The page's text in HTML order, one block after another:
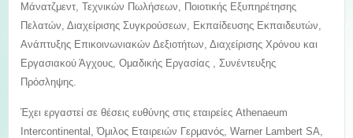
Mάνατζμεντ, Τεχνικών Πωλήσεων, Ποιοτικής Εξυπηρέτησης
Πελατών, Διαχείρισης Συγκρούσεων, Εκπαίδευσης Εκπαιδευτών,
Ανάπτυξης Επικοινωνιακών Δεξιοτήτων, Διαχείρισης Χρόνου και
Εργασιακού Άγχους, Ομαδικής Εργασίας , Συνέντευξης
Πρόσληψης.
Έχει εργαστεί σε θέσεις ευθύνης στις εταιρείες Athenaeum
Intercontinental, Όμιλος Εταιρειών Γερμανός, Warner Lambert SA,